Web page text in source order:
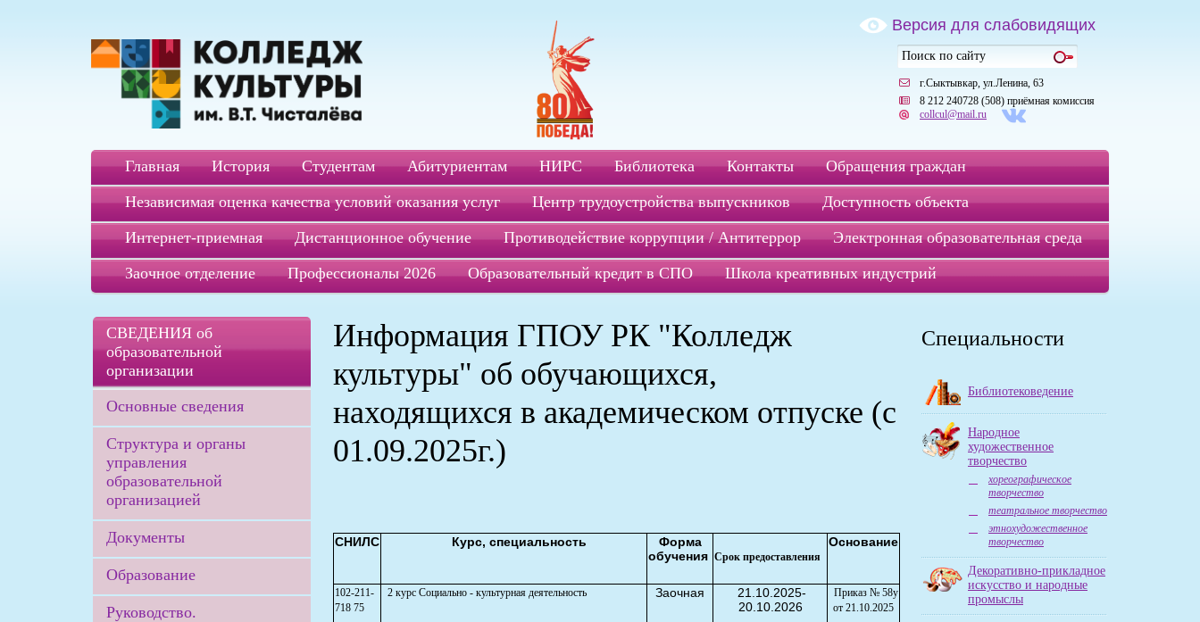
Версия для слабовидящих
г.Сыктывкар, ул.Ленина, 63
8 212 240728 (508) приёмная комиссия
collcul@mail.ru
Главная История Студентам Абитуриентам НИРС Библиотека Контакты
Обращения граждан
Независимая оценка качества условий оказания услуг
Центр трудоустройства выпускников
Доступность объекта
Интернет-приемная
Дистанционное обучение Противодействие коррупции / Антитеррор
Электронная образовательная среда
Заочное отделение
Профессионалы 2026 Образовательный кредит в СПО Школа креативных индустрий
СВЕДЕНИЯ об
образовательной
организации
Основные сведения
Структура и органы
управления
образовательной
организацией
Документы
Образование
Руководство.
Информация ГПОУ РК "Колледж
культуры" об обучающихся,
находящихся в академическом отпуске (с
01.09.2025г.)
СНИЛС Курс, специальность
Форма
обучения Срок предоставления
Основание
102-211-
718 75
2 курс Социально - культурная деятельность Заочная
21.10.2025-
20.10.2026
Приказ № 58у
от 21.10.2025
Специальности
Библиотековедение
Народное
художественное
творчество
хореографическое
творчество
театральное творчество
этнохудожественное
творчество
Декоративно-прикладное
искусство и народные
промыслы